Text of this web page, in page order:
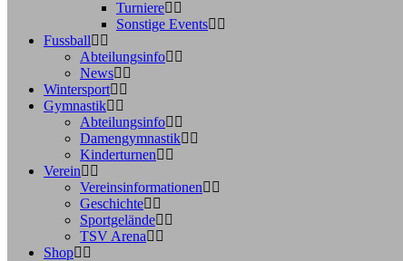
Turniere
Sonstige Events
Fussball
Abteilungsinfo
News
Wintersport
Gymnastik
Abteilungsinfo
Damengymnastik
Kinderturnen
Verein
Vereinsinformationen
Geschichte
Sportgelände
TSV Arena
Shop